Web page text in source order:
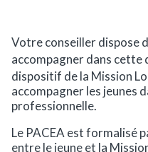
Votre conseiller dispose
accompagner dans cette
dispositif de la Mission
accompagner les jeunes
professionnelle.
Le PACEA est formalisé
entre le jeune et la